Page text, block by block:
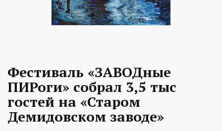
Фестиваль «ЗАВОДные
ПИРоги» собрал 3,5 тыс
гостей на «Старом
Демидовском заводе»